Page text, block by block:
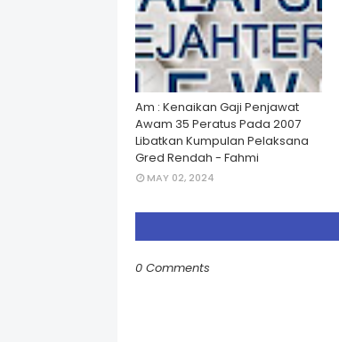
Am : Kenaikan Gaji Penjawat
Awam 35 Peratus Pada 2007
Libatkan Kumpulan Pelaksana
Gred Rendah - Fahmi
MAY 02, 2024
0 Comments